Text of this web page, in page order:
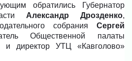
обратились Губернатор
Александр Дрозденко,
собрания Сергей
Общественной палаты
и директор УТЦ «Кавголово»